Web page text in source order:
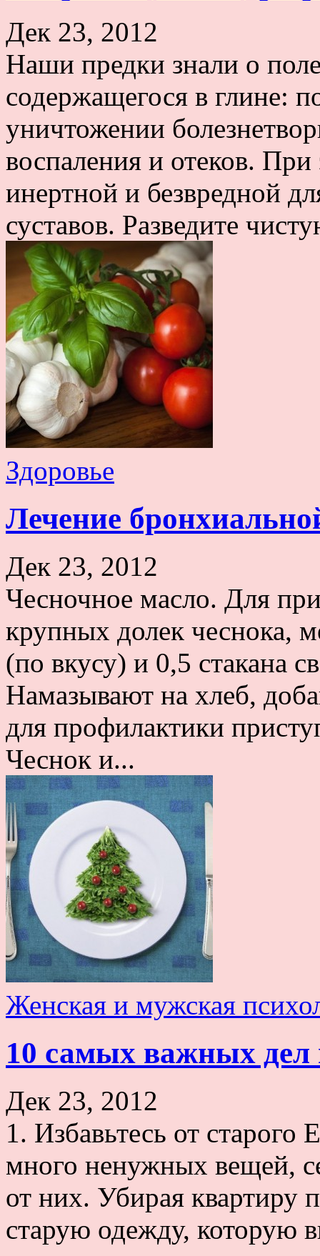
Дек 23, 2012
Наши предки знали о
содержащегося в глине:
уничтожении
воспаления и отеков.
инертной и безвредной
суставов. Разведите
Здоровье
Лечение
Дек 23, 2012
Чесночное масло. Для
крупных долек чеснока,
(по вкусу) и 0,5 стакана
Намазывают на хлеб,
для профилактики
Чеснок и...
Женская и мужская
10 самых важных
Дек 23, 2012
1. Избавьтесь от старого
много ненужных вещей,
от них. Убирая квартиру
старую одежду, которую